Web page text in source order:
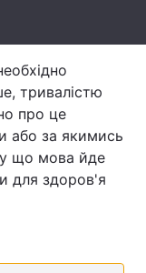
тривалістю
про це
або за якимись
що мова йде
для здоров'я